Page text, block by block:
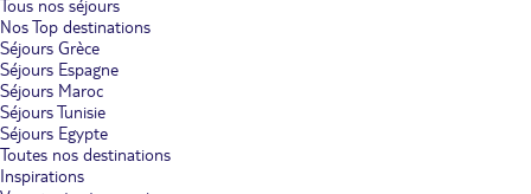
Tous nos séjours
Nos Top destinations
Séjours Grèce
Séjours Espagne
Séjours Maroc
Séjours Tunisie
Séjours Egypte
Toutes nos destinations
Inspirations